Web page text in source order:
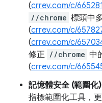
(crrev.com/c/
//chrome 標頭中
(crrev.com/c/
(crrev.com/c/
修正 //chrome 中
(crrev.com/c/
記憶體安全 (範圍化)
指標範圍化工具，